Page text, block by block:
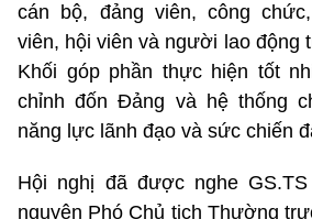
cán bộ, đảng viên, công
viên, hội viên và người lao động
Khối góp phần thực hiện tốt
chỉnh đốn Đảng và hệ thống
năng lực lãnh đạo và sức chiến
Hội nghị đã được nghe
nguyên Phó Chủ tịch Thường